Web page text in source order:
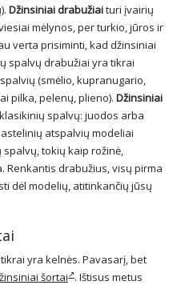
Džinsiniai drabužiaituri įvairių
mėlynos, per turkio, jūros ir
verta prisiminti, kad džinsiniai
spalvų drabužiai yra tikrai
(smėlio, kupranugario,
pilka, pelenų, plieno). Džinsiniai
spalvų: juodos arba
atspalvių modeliai
spalvų, tokių kaip rožinė,
Renkantis drabužius, visų pirma
dėl modelių, atitinkančių jūsų
yra kelnės. Pavasarį, bet
šortai . Ištisus metus